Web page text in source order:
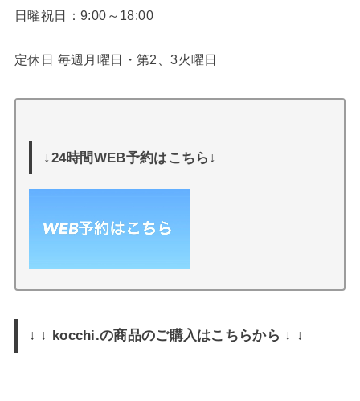
日曜祝日：9:00～18:00
定休日 毎週月曜日・第2、3火曜日
↓24時間WEB予約はこちら↓
↓ ↓ kocchi.の商品のご購入はこちらから ↓ ↓